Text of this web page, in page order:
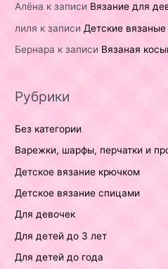
Алёна к записи Вязание для
лиля к записи Детские
Бернара к записи Вязаная
Рубрики
Без категории
Варежки, шарфы, перчатки и
Детское вязание крючком
Детское вязание спицами
Для девочек
Для детей до 3 лет
Для детей до года